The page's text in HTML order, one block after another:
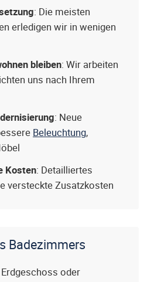
: Die meisten
erledigen wir in wenigen
bleiben: Wir arbeiten
uns nach Ihrem
: Neue
Beleuchtung,
Kosten: Detailliertes
versteckte Zusatzkosten
Badezimmers
oder